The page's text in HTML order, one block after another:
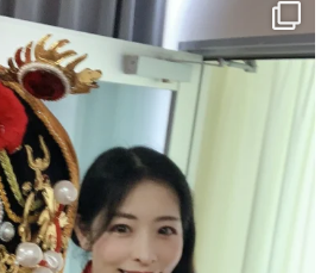
パッションプリンセス【公式】
· 5 8月
ました
@YouTube
れ様を言い合う
おねがいします